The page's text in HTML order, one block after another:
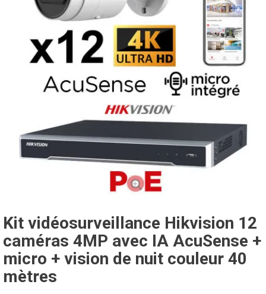
Kit vidéosurveillance Hikvision 12
caméras 4MP avec IA AcuSense +
micro + vision de nuit couleur 40
mètres